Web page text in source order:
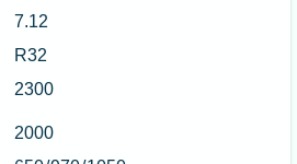
7.12
R32
2300
2000